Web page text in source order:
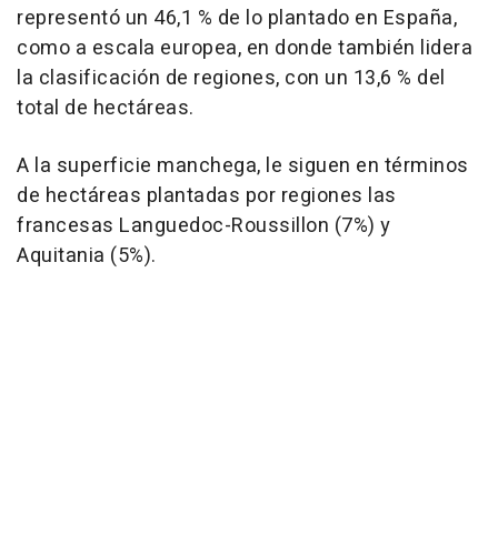
representó un 46,1 % de lo plantado en España,
como a escala europea, en donde también lidera
la clasificación de regiones, con un 13,6 % del
total de hectáreas.
A la superficie manchega, le siguen en términos
de hectáreas plantadas por regiones las
francesas Languedoc-Roussillon (7%) y
Aquitania (5%).